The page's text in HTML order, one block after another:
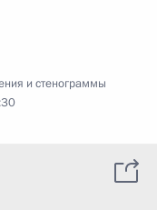
и стенограммы